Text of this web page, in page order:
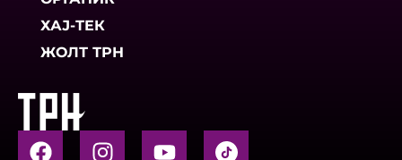
ХАЈ-ТЕК
ЖОЛТ ТРН